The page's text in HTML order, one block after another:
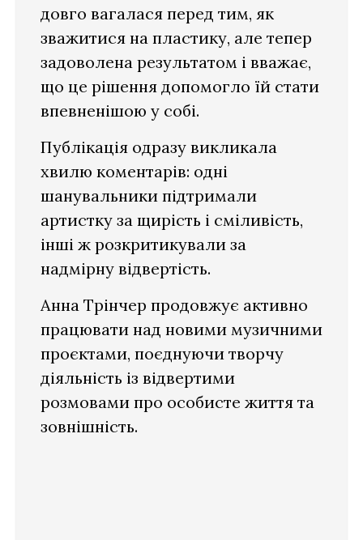
довго вагалася перед тим, як
зважитися на пластику, але тепер
задоволена результатом і вважає,
що це рішення допомогло їй стати
впевненішою у собі.
Публікація одразу викликала
хвилю коментарів: одні
шанувальники підтримали
артистку за щирість і сміливість,
інші ж розкритикували за
надмірну відвертість.
Анна Трінчер продовжує активно
працювати над новими музичними
проєктами, поєднуючи творчу
діяльність із відвертими
розмовами про особисте життя та
зовнішність.